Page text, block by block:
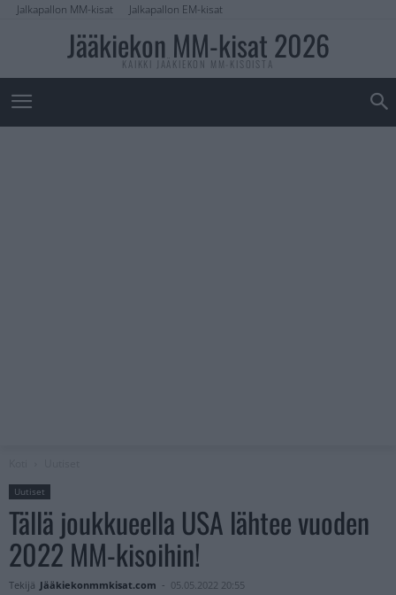
Jalkapallon MM-kisat Jalkapallon EM-kisat
Jääkiekon MM-kisat 2026
KAIKKI JÄÄKIEKON MM-KISOISTA
Uutiset
Tällä joukkueella USA lähtee vuoden
2022 MM-kisoihin!
Tekijä Jääkiekonmmkisat.com - 05.05.2022 20:55